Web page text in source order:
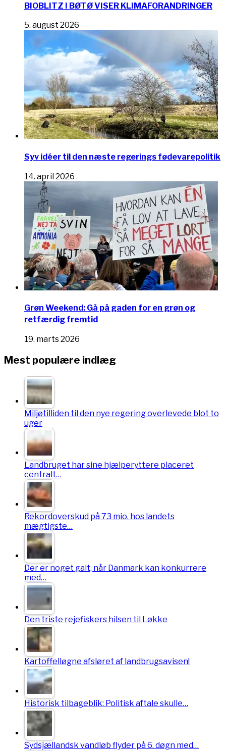
BIOBLITZ I BØTØ VISER KLIMAFORANDRINGER
5. august 2026
Syv idéer til den næste regerings fødevarepolitik
14. april 2026
Grøn Weekend: Gå på gaden for en grøn og
retfærdig fremtid
19. marts 2026
Mest populære indlæg
Miljøtilliden til den nye regering overlevede blot to
uger
Landbruget har sine hjælperyttere placeret
centralt…
Rekordoverskud på 73 mio. hos landets
mægtigste…
Der er noget galt, når Danmark kan konkurrere
med…
Den triste rejefiskers hilsen til Løkke
Kartoffelløgne afsløret af landbrugsavisen!
Historisk tilbageblik: Politisk aftale skulle…
Sydsjællandsk vandløb flyder på 6. døgn med…